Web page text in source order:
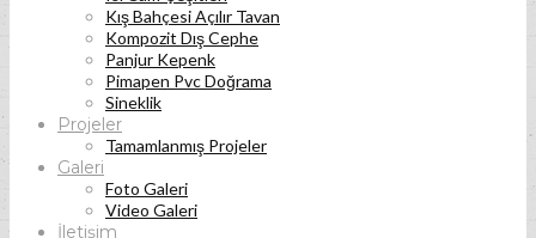
Kış Bahçesi Açılır Tavan
Kompozit Dış Cephe
Panjur Kepenk
Pimapen Pvc Doğrama
Sineklik
Projeler
Tamamlanmış Projeler
Galeri
Foto Galeri
Video Galeri
İletişim